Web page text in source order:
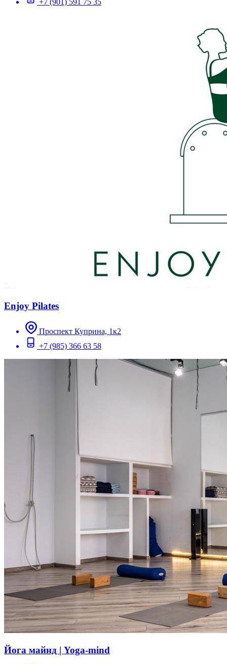
+7 (901) 591 75 35
Enjoy Pilates
Проспект Куприна, 1к2
+7 (985) 366 63 58
Йога майнд | Yoga-mind